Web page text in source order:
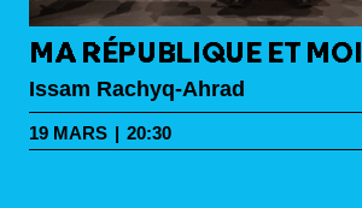
MA RÉPUBLIQUE ET MOI
Issam Rachyq-Ahrad
19 MARS | 20:30